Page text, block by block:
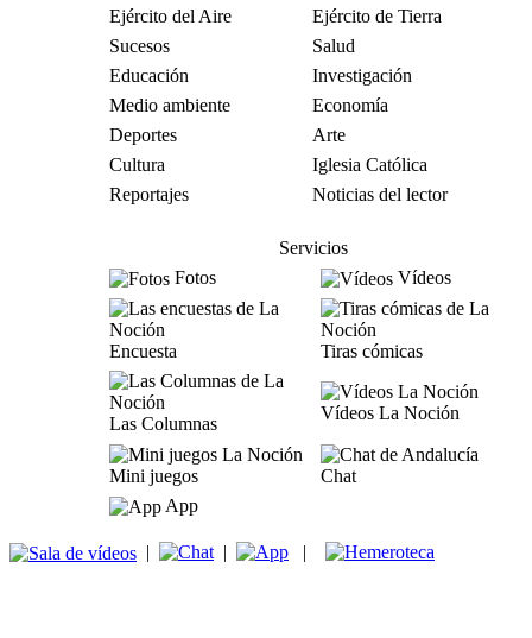
Ejército del Aire
Ejército de Tierra
Sucesos
Salud
Educación
Investigación
Medio ambiente
Economía
Deportes
Arte
Cultura
Iglesia Católica
Reportajes
Noticias del lector
Servicios
Fotos
Vídeos
Encuesta Tiras cómicas
Las Columnas
Vídeos La Noción
Mini juegos
Chat
App
| | |